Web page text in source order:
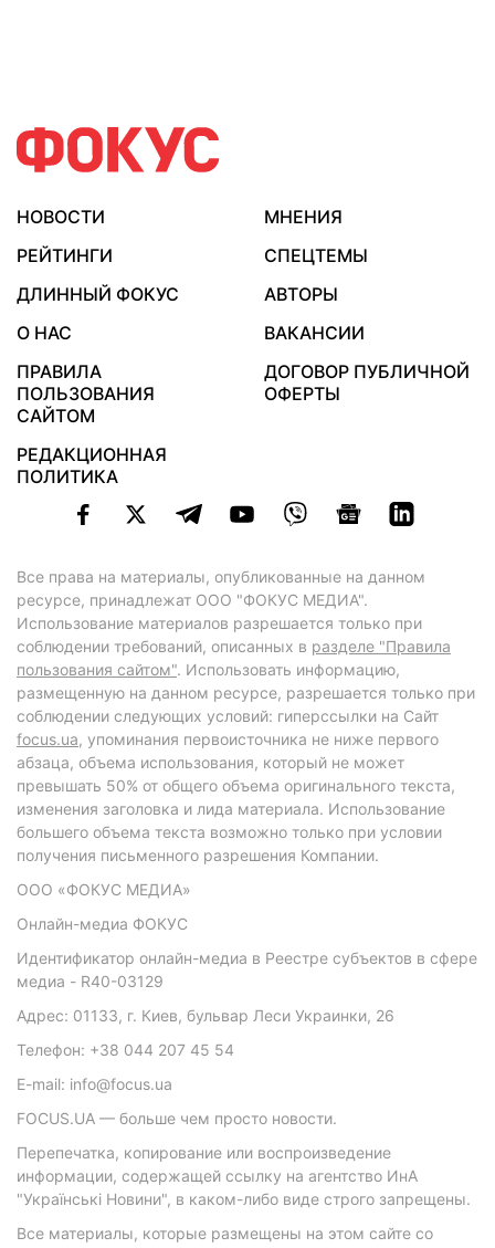
НОВОСТИ
МНЕНИЯ
РЕЙТИНГИ
СПЕЦТЕМЫ
ДЛИННЫЙ ФОКУС
АВТОРЫ
О НАС
ВАКАНСИИ
ПРАВИЛА
ПОЛЬЗОВАНИЯ
САЙТОМ
ДОГОВОР ПУБЛИЧНОЙ
ОФЕРТЫ
РЕДАКЦИОННАЯ
ПОЛИТИКА
Все права на материалы, опубликованные на данном
ресурсе, принадлежат ООО "ФОКУС МЕДИА".
Использование материалов разрешается только при
соблюдении требований, описанных в разделе "Правила
пользования сайтом". Использовать информацию,
размещенную на данном ресурсе, разрешается только при
соблюдении следующих условий: гиперссылки на Сайт
focus.ua, упоминания первоисточника не ниже первого
абзаца, объема использования, который не может
превышать 50% от общего объема оригинального текста,
изменения заголовка и лида материала. Использование
большего объема текста возможно только при условии
получения письменного разрешения Компании.
ООО «ФОКУС МЕДИА»
Онлайн-медиа ФОКУС
Идентификатор онлайн-медиа в Реестре субъектов в сфере
медиа - R40-03129
Адрес: 01133, г. Киев, бульвар Леси Украинки, 26
Телефон: +38 044 207 45 54
E-mail: info@focus.ua
FOCUS.UA — больше чем просто новости.
Перепечатка, копирование или воспроизведение
информации, содержащей ссылку на агентство ИнА
"Українські Новини", в каком-либо виде строго запрещены.
Все материалы, которые размещены на этом сайте со